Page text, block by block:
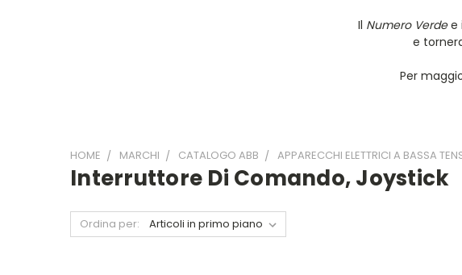
Il Numero Verdee
e
Per
HOME MARCHI CATALOGO ABB APPARECCHI ELETTRICI A BASSA
Interruttore Di Comando, Joystick
Ordina per: